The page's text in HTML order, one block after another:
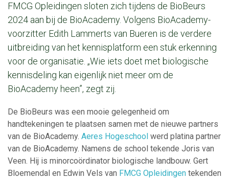
FMCG Opleidingen sloten zich tijdens de BioBeurs
2024 aan bij de BioAcademy. Volgens BioAcademy-
voorzitter Edith Lammerts van Bueren is de verdere
uitbreiding van het kennisplatform een stuk erkenning
voor de organisatie. „Wie iets doet met biologische
kennisdeling kan eigenlijk niet meer om de
BioAcademy heen”, zegt zij.
De BioBeurs was een mooie gelegenheid om
handtekeningen te plaatsen samen met de nieuwe partners
van de BioAcademy. Aeres Hogeschool werd platina partner
van de BioAcademy. Namens de school tekende Joris van
Veen. Hij is minorcoördinator biologische landbouw. Gert
Bloemendal en Edwin Vels van FMCG Opleidingen tekenden